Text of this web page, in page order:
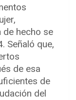
de hecho se
Señaló que,
de esa
de
del